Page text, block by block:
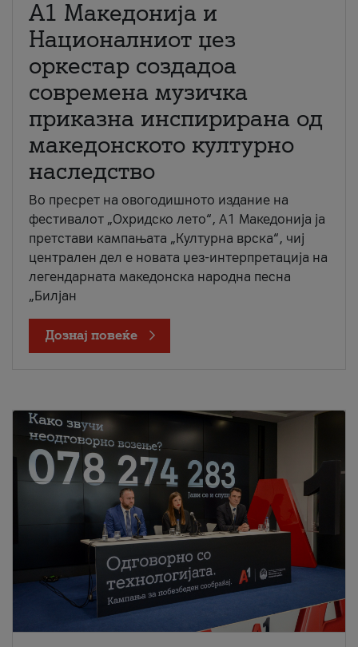
А1 Македонија и
Националниот џез
оркестар создадоа
современа музичка
приказна инспирирана од
македонското културно
наследство
Во пресрет на овогодишното издание на
фестивалот „Охридско лето“, А1 Македонија ја
претстави кампањата „Културна врска“, чиј
централен дел е новата џез-интерпретација на
легендарната македонска народна песна
„Билјан
Дознај повеќе